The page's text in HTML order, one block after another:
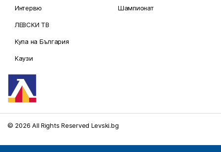
Интервю
ЛЕВСКИ ТВ
Купа на България
Каузи
Шампионат
© 2026 All Rights Reserved Levski.bg